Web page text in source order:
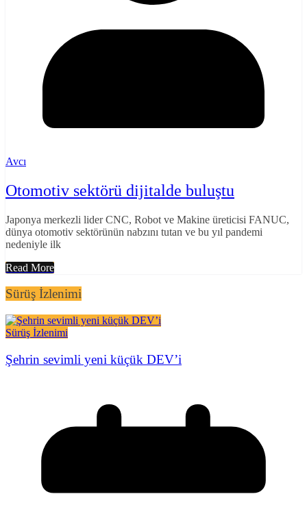
Avcı
Otomotiv sektörü dijitalde buluştu
Japonya merkezli lider CNC, Robot ve Makine üreticisi FANUC,
dünya otomotiv sektörünün nabzını tutan ve bu yıl pandemi
nedeniyle ilk
Read More
Sürüş İzlenimi
Sürüş İzlenimi
Şehrin sevimli yeni küçük DEV’i